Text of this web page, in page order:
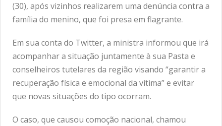
(30), após vizinhos realizarem uma denúncia contra a
família do menino, que foi presa em flagrante.
Em sua conta do Twitter, a ministra informou que irá
acompanhar a situação juntamente à sua Pasta e
conselheiros tutelares da região visando “garantir a
recuperação física e emocional da vítima” e evitar
que novas situações do tipo ocorram.
O caso, que causou comoção nacional, chamou